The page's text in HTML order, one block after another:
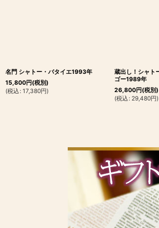
名門 シャトー・バタイエ1993年
15,800円(税別)
(税込 : 17,380円)
蔵出し！シャト
ゴー1989年
26,800円(税別)
(税込 : 29,480円)